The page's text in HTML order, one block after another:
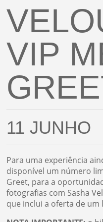
VIP
11 JUNHO
Para uma experiência
disponível um número
Greet, para a
fotografias com Sasha
que inclui a oferta de